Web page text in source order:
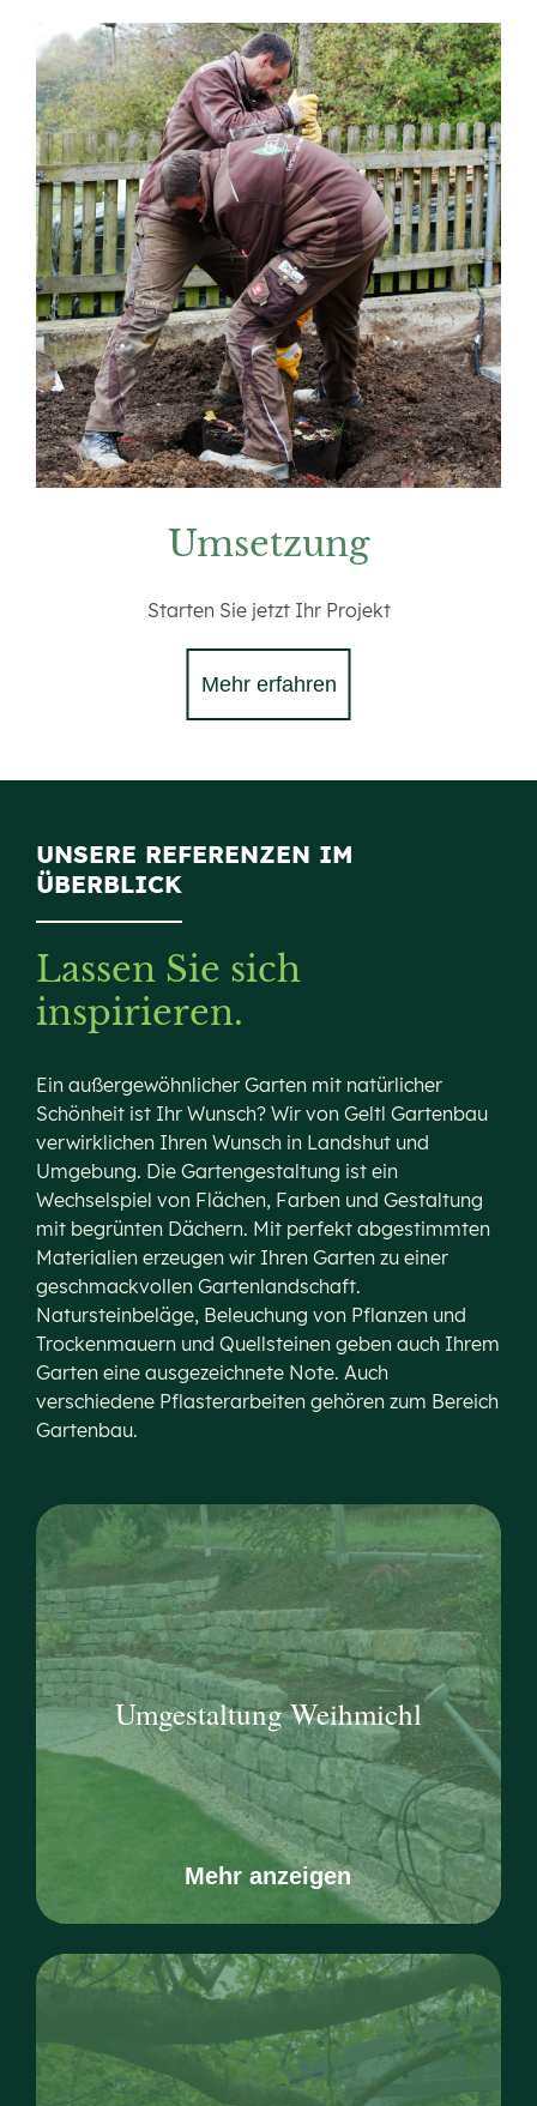
Umsetzung
Starten Sie jetzt Ihr Projekt
Mehr erfahren
UNSERE REFERENZEN IM
ÜBERBLICK
Lassen Sie sich
inspirieren.
Ein außergewöhnlicher Garten mit natürlicher
Schönheit ist Ihr Wunsch? Wir von Geltl Gartenbau
verwirklichen Ihren Wunsch in Landshut und
Umgebung. Die Gartengestaltung ist ein
Wechselspiel von Flächen, Farben und Gestaltung
mit begrünten Dächern. Mit perfekt abgestimmten
Materialien erzeugen wir Ihren Garten zu einer
geschmackvollen Gartenlandschaft.
Natursteinbeläge, Beleuchung von Pflanzen und
Trockenmauern und Quellsteinen geben auch Ihrem
Garten eine ausgezeichnete Note. Auch
verschiedene Pflasterarbeiten gehören zum Bereich
Gartenbau.
Umgestaltung Weihmichl
Mehr anzeigen